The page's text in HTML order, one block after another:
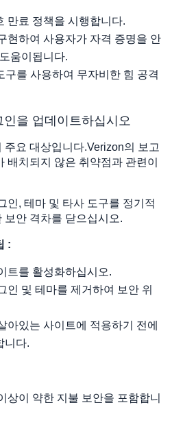
만료 정책을 시행합니다.
현하여 사용자가 자격 증명을 안
움이됩니다.
구를 사용하여 무자비한 힘 공격
을 업데이트하십시오
요 대상입니다.Verizon의 보고
배치되지 않은 취약점과 관련이
인, 테마 및 타사 도구를 정기적
보안 격차를 닫으십시오.
:
트를 활성화하십시오.
인 및 테마를 제거하여 보안 위
아있는 사이트에 적용하기 전에
니다.
상이 약한 지불 보안을 포함합니